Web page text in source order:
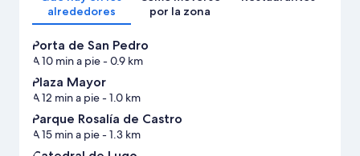
alrededores
por la zona
Porta de San Pedro
A 10 min a pie- 0.9 km
Plaza Mayor
A 12 min a pie- 1.0 km
Parque Rosalía de Castro
A 15 min a pie- 1.3 km